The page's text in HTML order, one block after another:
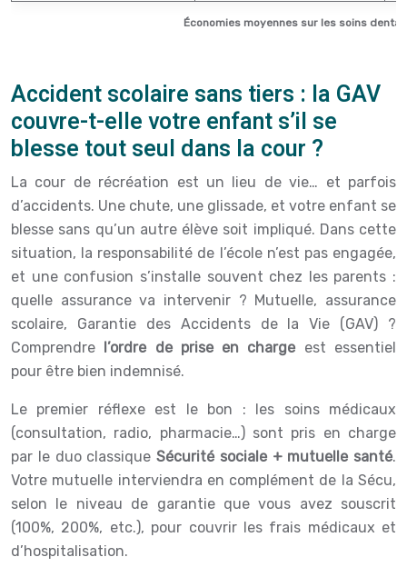
Économies moyennes sur les soins
Accident scolaire sans tiers : la GAV
couvre-t-elle votre enfant s’il se
blesse tout seul dans la cour ?
La cour de récréation est un lieu de vie… et parfois
d’accidents. Une chute, une glissade, et votre enfant se
blesse sans qu’un autre élève soit impliqué. Dans cette
situation, la responsabilité de l’école n’est pas engagée,
et une confusion s’installe souvent chez les parents :
quelle assurance va intervenir ? Mutuelle, assurance
scolaire, Garantie des Accidents de la Vie (GAV) ?
Comprendre l’ordre de prise en charge est essentiel
pour être bien indemnisé.
Le premier réflexe est le bon : les soins médicaux
(consultation, radio, pharmacie…) sont pris en charge
par le duo classique Sécurité sociale + mutuelle santé.
Votre mutuelle interviendra en complément de la Sécu,
selon le niveau de garantie que vous avez souscrit
(100%, 200%, etc.), pour couvrir les frais médicaux et
d’hospitalisation.